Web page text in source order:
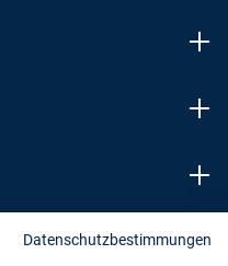
Datenschutzbestimmungen